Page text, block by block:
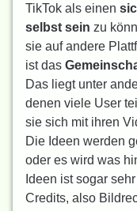
TikTok als einen
selbst sein zu
sie auf andere
ist das
Das liegt unter
denen viele User
sie sich mit ihren
Die Ideen werden
oder es wird was
Ideen ist sogar sehr
Credits, also